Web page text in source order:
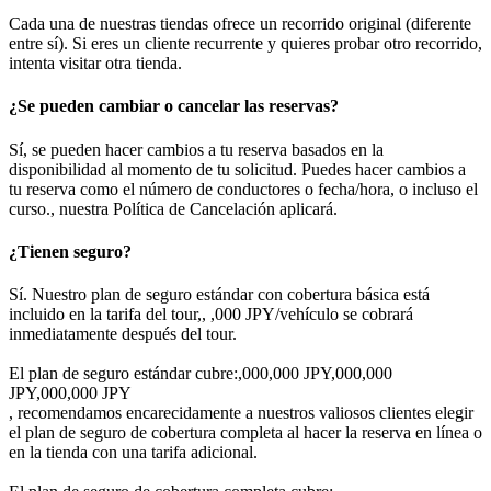
Cada una de nuestras tiendas ofrece un recorrido original (diferente
entre sí). Si eres un cliente recurrente y quieres probar otro recorrido,
intenta visitar otra tienda.
¿Se pueden cambiar o cancelar las reservas?
Sí, se pueden hacer cambios a tu reserva basados en la
disponibilidad al momento de tu solicitud. Puedes hacer cambios a
tu reserva como el número de conductores o fecha/hora, o incluso el
curso., nuestra Política de Cancelación aplicará.
¿Tienen seguro?
Sí. Nuestro plan de seguro estándar con cobertura básica está
incluido en la tarifa del tour,, ,000 JPY/vehículo se cobrará
inmediatamente después del tour.
El plan de seguro estándar cubre:,000,000 JPY,000,000
JPY,000,000 JPY
, recomendamos encarecidamente a nuestros valiosos clientes elegir
el plan de seguro de cobertura completa al hacer la reserva en línea o
en la tienda con una tarifa adicional.